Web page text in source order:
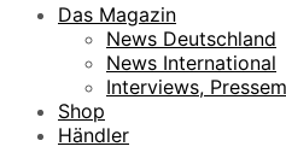
Das Magazin
News Deutschland
News International
Interviews,
Shop
Händler